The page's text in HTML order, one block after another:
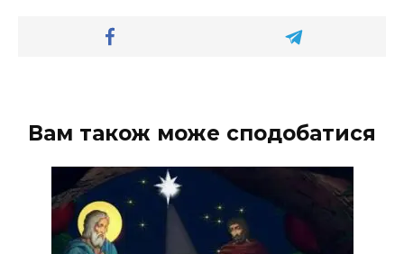
Вам також може сподобатися